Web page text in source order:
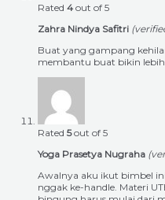
Rated 4 out of 5
Zahra Nindya Safitri
Buat yang gampang
membantu buat bikin
Rated 5out of 5
Yoga Prasetya Nugraha
Awalnya aku ikut bimbel
nggak ke-handle. Materi